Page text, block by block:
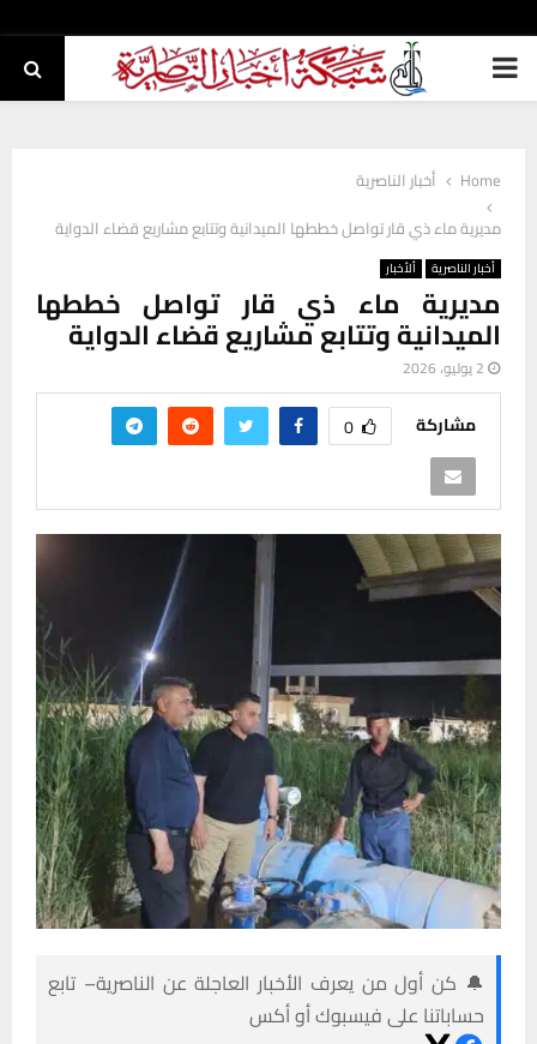
PRIMARY
Home
أخبار الناصرية
مديرية ماء ذي قار تواصل خططها الميدانية وتتابع مشاريع قضاء الدواية
أخبار الناصرية ألأخبار
مديرية ماء ذي قار تواصل خططها
الميدانية وتتابع مشاريع قضاء الدواية
2 يوليو، 2026
مشاركة 0
🔔 كن أول من يعرف الأخبار العاجلة عن الناصرية– تابع
حساباتنا على فيسبوك أو أكس